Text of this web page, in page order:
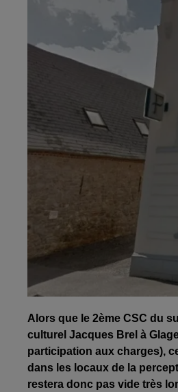
Alors que le 2ème CSC du
culturel Jacques Brel à
participation aux charges),
dans les locaux de la
restera donc pas vide très